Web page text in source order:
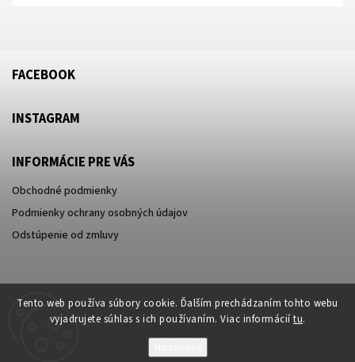
Tento web používa súbory cookie. Ďalším prechádzaním tohto webu
vyjadrujete súhlas s ich používaním. Viac informácií tu.
FACEBOOK
INSTAGRAM
INFORMÁCIE PRE VÁS
Obchodné podmienky
Podmienky ochrany osobných údajov
Odstúpenie od zmluvy